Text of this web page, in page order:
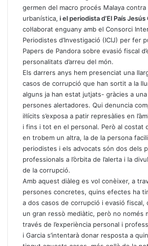
germen del macro procés Malaya contra
urbanística, i el periodista d’El País Jesús
col·laborat enguany amb el Consorci
Periodistes d’Investigació (ICIJ) per fer
Papers de Pandora sobre evasió fiscal
personalitats d’arreu del món.
Els darrers anys hem presenciat una
casos de corrupció que han sortit a la
alguns ja han estat jutjats- gràcies a
persones alertadores. Qui denuncia
il·lícits s’exposa a patir represàlies en
i fins i tot en el personal. Però al costat
en trobem un altra, la de la persona
periodistes i els advocats són dos dels
professionals a l’òrbita de l’alerta i la
de la corrupció.
Amb aquest diàleg es vol conèixer, a
persones concretes, quins efectes ha
a dos casos de corrupció i evasió fiscal,
un gran ressò mediàtic, però no només
través de l’experiència personal i
i Garcia s’intentarà donar resposta a